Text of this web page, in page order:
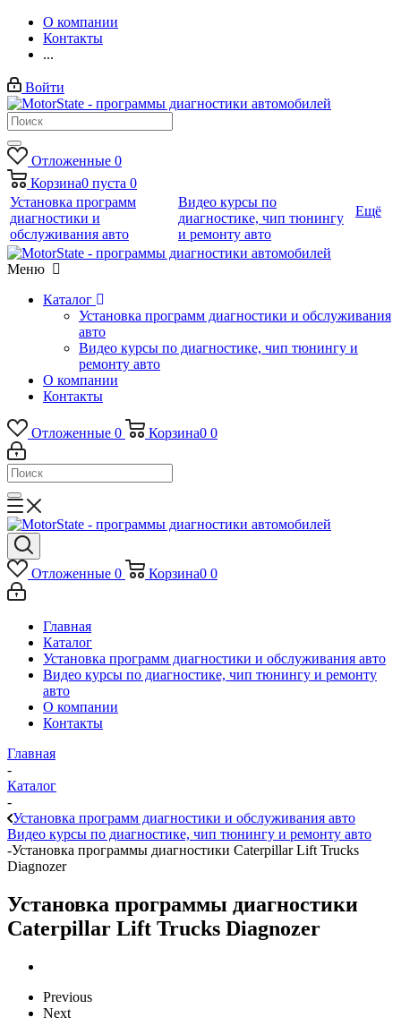
О компании
Контакты
...
Войти
Отложенные 0
Корзина0 пуста 0
Установка программ
диагностики и
обслуживания авто
Видео курсы по
диагностике, чип тюнингу
и ремонту авто
Ещё
Меню
Каталог
Установка программ диагностики и обслуживания
авто
Видео курсы по диагностике, чип тюнингу и
ремонту авто
О компании
Контакты
Отложенные 0 Корзина0 0
Отложенные 0 Корзина0 0
Главная
Каталог
Установка программ диагностики и обслуживания авто
Видео курсы по диагностике, чип тюнингу и ремонту
авто
О компании
Контакты
Главная
-
Каталог
-
Установка программ диагностики и обслуживания авто
Видео курсы по диагностике, чип тюнингу и ремонту авто
-Установка программы диагностики Caterpillar Lift Trucks
Diagnozer
Установка программы диагностики
Caterpillar Lift Trucks Diagnozer
Previous
Next